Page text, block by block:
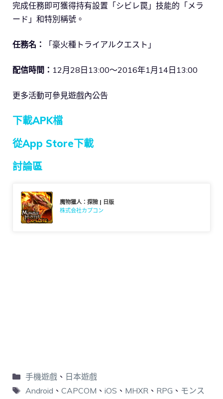
完成任務即可獲得持有設置「シビレ罠」技能的「メラ
ード」和特別稱號。
任務名： 「豪火種トライアルクエスト」
配信時間： 12月28日13:00～2016年1月14日13:00
更多活動可參見遊戲內公告
下載APK檔
從App Store下載
討論區
魔物獵人：探險 | 日版
株式会社カプコン
手機遊戲、 日本遊戲
Android 、 CAPCOM 、 iOS 、 MHXR、 RPG 、 モンス